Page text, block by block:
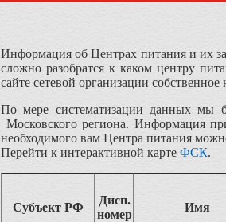
Информация об Центрах питания и их
сложно разобратся к каком центру
сайте сетевой организации
По мере систематизации данных мы
Московского региона. Информация
необходимого вам Центра питания
Перейти к интерактивной карте ФСК.
Субъект РФ
Дисп.
номер
Имя